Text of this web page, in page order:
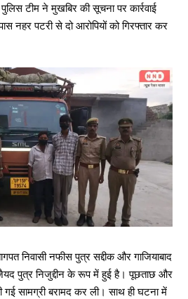
टीम ने मुखबिर की सूचना पर कार्रवाई
नहर पटरी से दो आरोपियों को गिरफ्तार कर
निवासी नफीस पुत्र सद्दीक और गाजियाबाद
जैयद पुत्र निजुद्दीन के रूप में हुई है। पूछताछ और
गई सामग्री बरामद कर ली। साथ ही घटना में